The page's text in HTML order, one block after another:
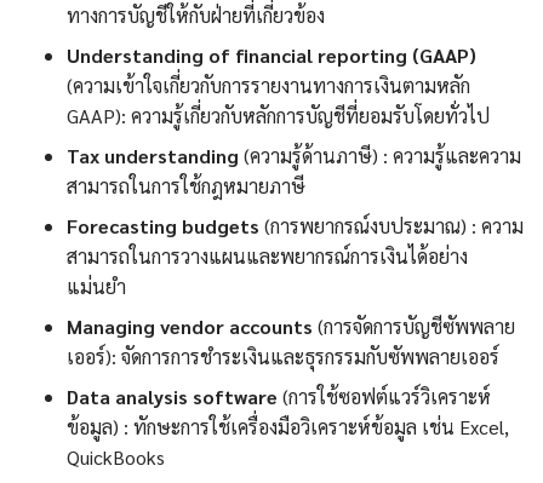
ทางการบัญชีให้กับฝ่ายที่เกี่ยวข้อง
Understanding of financial reporting (GAAP)
(ความเข้าใจเกี่ยวกับการรายงานทางการเงินตามหลัก
GAAP): ความรู้เกี่ยวกับหลักการบัญชีที่ยอมรับโดยทั่วไป
Tax understanding (ความรู้ด้านภาษี) : ความรู้และความ
สามารถในการใช้กฎหมายภาษี
Forecasting budgets (การพยากรณ์งบประมาณ) : ความ
สามารถในการวางแผนและพยากรณ์การเงินได้อย่าง
แม่นยำ
Managing vendor accounts (การจัดการบัญชีซัพพลาย
เออร์): จัดการการชำระเงินและธุรกรรมกับซัพพลายเออร์
Data analysis software (การใช้ซอฟต์แวร์วิเคราะห์
ข้อมูล) : ทักษะการใช้เครื่องมือวิเคราะห์ข้อมูล เช่น Excel,
QuickBooks